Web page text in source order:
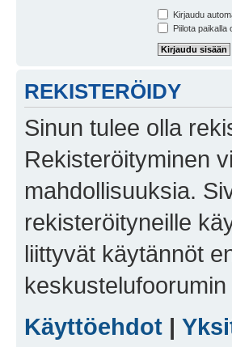
Kirjaudu
Piilota paikalla
REKISTERÖIDY
Sinun tulee olla
Rekisteröityminen
mahdollisuuksia.
rekisteröityneille
liittyvät käytännöt
Käyttöehdot |